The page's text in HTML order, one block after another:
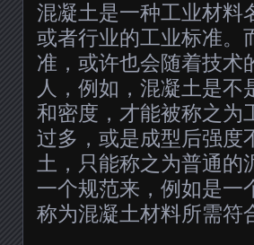
混凝土是一种工业材料
或者行业的工业标准
准，或许也会随着技术
人，例如，混凝土是
和密度，才能被称之为
过多，或是成型后强度
土，只能称之为普通的
一个规范来，例如是一
称为混凝土材料所需符